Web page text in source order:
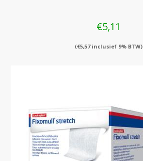
€5,11
(€5,57inclusief 9% BTW)